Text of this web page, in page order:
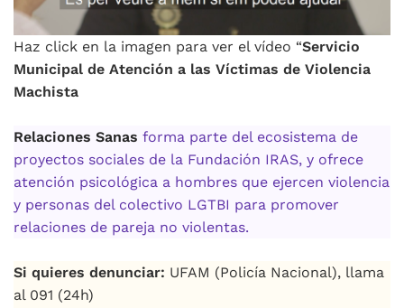
Haz click en la imagen para ver el vídeo “Servicio
Municipal de Atención a las Víctimas de Violencia
Machista
Relaciones Sanas forma parte del ecosistema de
proyectos sociales de la Fundación IRAS, y ofrece
atención psicológica a hombres que ejercen violencia
y personas del colectivo LGTBI para promover
relaciones de pareja no violentas.
Si quieres denunciar: UFAM (Policía Nacional), llama
al 091 (24h)